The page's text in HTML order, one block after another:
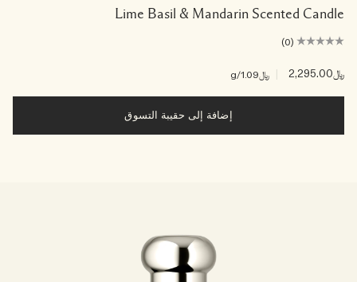
Lime Basil & Mandarin Scented Candle
(0)
﷼2,295.00 ﷼1.09 /g
إضافة إلى حقيبة التسوق